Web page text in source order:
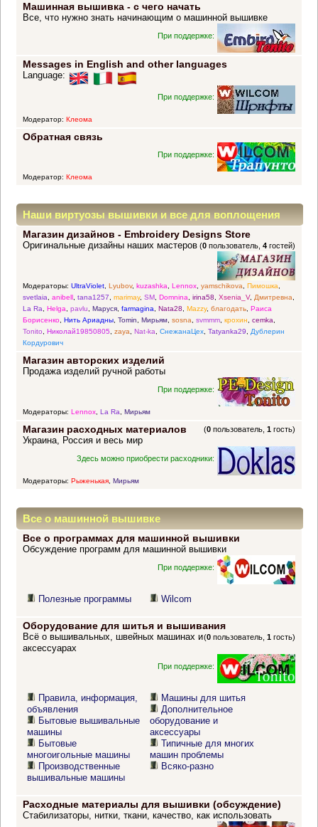
Машинная вышивка - с чего начать
Все, что нужно знать начинающим о машинной вышивке
При поддержке:
Messages in English and other languages
Language:
При поддержке:
Модератор: Клеома
Обратная связь
При поддержке:
Модератор: Клеома
Наши виртуозы вышивки и все для воплощения
прекрасных идей
Магазин дизайнов - Embroidery Designs Store
(0 пользователь,4 гостей)
Оригинальные дизайны наших мастеров
Модераторы: UltraViolet, Lyubov, kuzashka, Lennox, yamschikova, Пимошка,
svetlaia, anibell, tana1257, marimay, SM, Domnina, irina58, Xsenia_V, Дмитревна,
La Ra, Helga, pavlu, Маруся, farmagina, Nata28, Mazzy, благодать, Раиса
Борисенко, Нить Ариадны, Tomin, Мирьям, sosna, svmmm, крохин, cemka,
Tonito, Николай19850805, zaya, Nat-ka, СнежанаЦех, Tatyanka29, Дублерин
Кордурович
Магазин авторских изделий
Продажа изделий ручной работы
При поддержке:
Модераторы: Lennox, La Ra, Мирьям
Магазин расходных материалов (0 пользователь,1 гость)
Украина, Россия и весь мир
Здесь можно приобрести расходники:
Модераторы: Рыженькая, Мирьям
Все о машинной вышивке
Все о программах для машинной вышивки
Обсуждение программ для машинной вышивки
При поддержке:
Полезные программы Wilcom
Оборудование для шитья и вышивания
(0 пользователь,1 гость)
Всё о вышивальных, швейных машинах и
аксессуарах
При поддержке:
Правила, информация,
объявления
Бытовые вышивальные
машины
Бытовые
многоигольные машины
Производственные
вышивальные машины
Машины для шитья
Дополнительное
оборудование и
аксессуары
Типичные для многих
машин проблемы
Всяко-разно
Расходные материалы для вышивки (обсуждение)
Стабилизаторы, нитки, ткани, качество, как использовать